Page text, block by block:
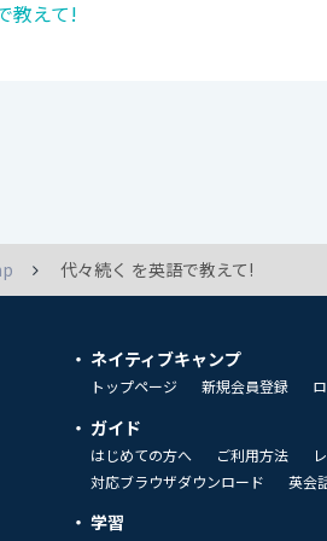
教えて!
代々続く を英語で教えて!
ネイティブキャンプ
トップページ 新規会員登録
ガイド
はじめての方へ ご利用方法
対応ブラウザダウンロード
英会
学習